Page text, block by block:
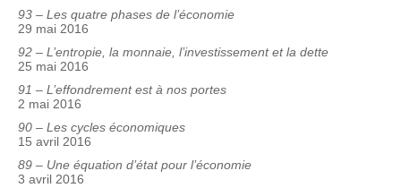
93 – Les quatre phases de l’économie
29 mai 2016
92 – L’entropie, la monnaie, l’investissement et la dette
25 mai 2016
91 – L’effondrement est à nos portes
2 mai 2016
90 – Les cycles économiques
15 avril 2016
89 – Une équation d’état pour l’économie
3 avril 2016